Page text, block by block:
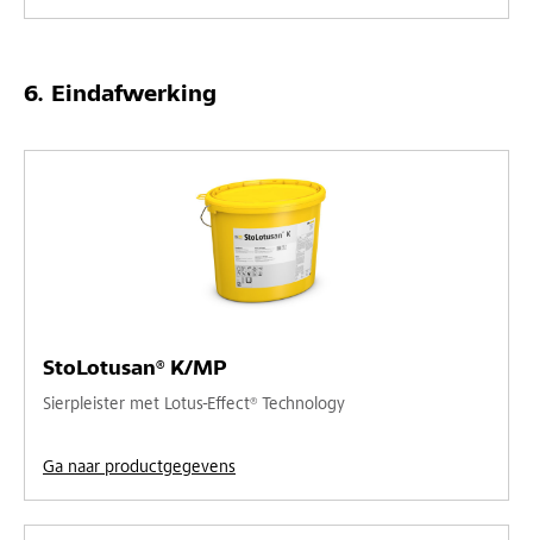
Eindafwerking
StoLotusan® K/MP
Sierpleister met Lotus-Effect® Technology
Ga naar productgegevens